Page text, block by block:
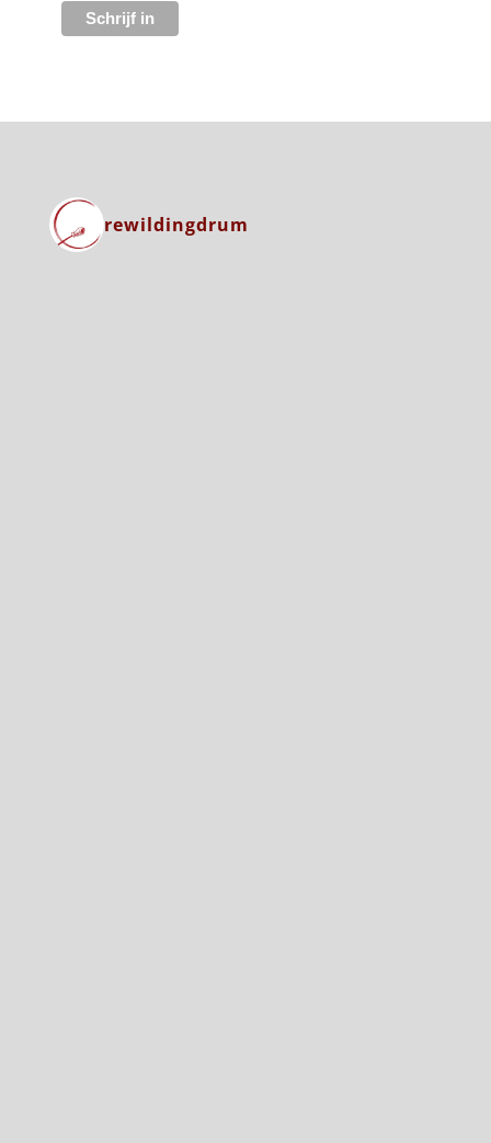
rewildingdrum